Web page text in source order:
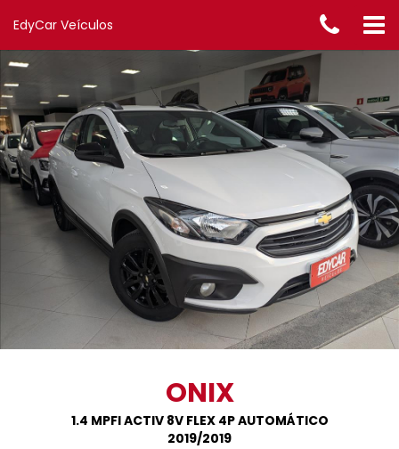
EdyCar Veículos
ONIX
1.4 MPFI ACTIV 8V FLEX 4P AUTOMÁTICO
2019/2019